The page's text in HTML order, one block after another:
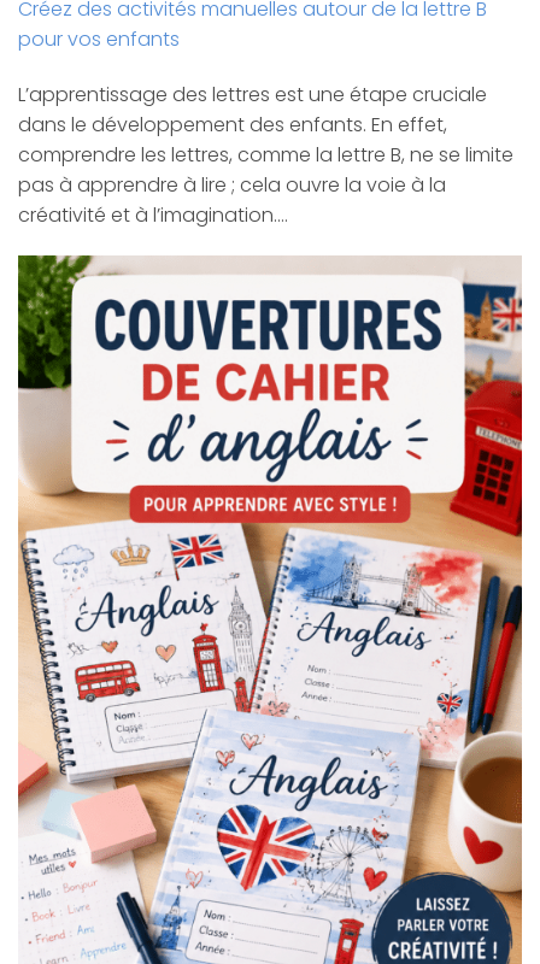
Créez des activités manuelles autour de la lettre B
pour vos enfants
L’apprentissage des lettres est une étape cruciale
dans le développement des enfants. En effet,
comprendre les lettres, comme la lettre B, ne se limite
pas à apprendre à lire ; cela ouvre la voie à la
créativité et à l’imagination.…